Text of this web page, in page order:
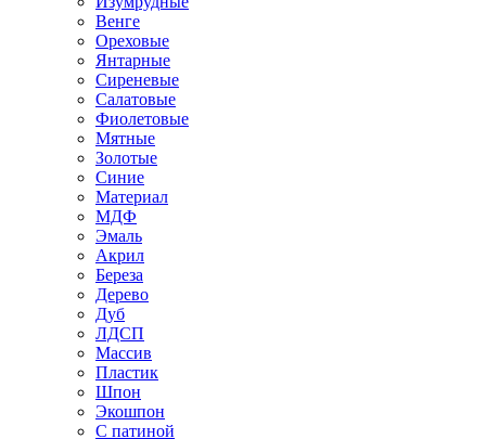
Венге
Ореховые
Янтарные
Сиреневые
Салатовые
Фиолетовые
Мятные
Золотые
Синие
Материал
МДФ
Эмаль
Акрил
Береза
Дерево
Дуб
ЛДСП
Массив
Пластик
Шпон
Экошпон
С патиной